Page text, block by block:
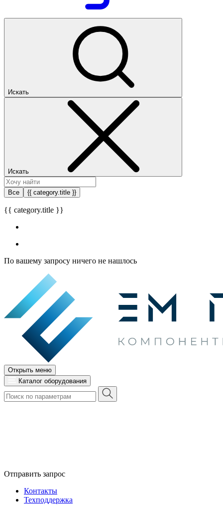
Искать
Искать
Все {{ category.title }}
{{ category.title }}
По вашему запросу ничего не нашлось
Открыть меню
Каталог оборудования
Отправить запрос
Контакты
Техподдержка